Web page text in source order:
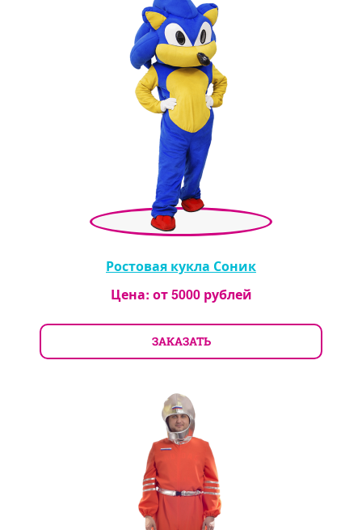
Ростовая кукла Соник
Цена: от5000рублей
ЗАКАЗАТЬ